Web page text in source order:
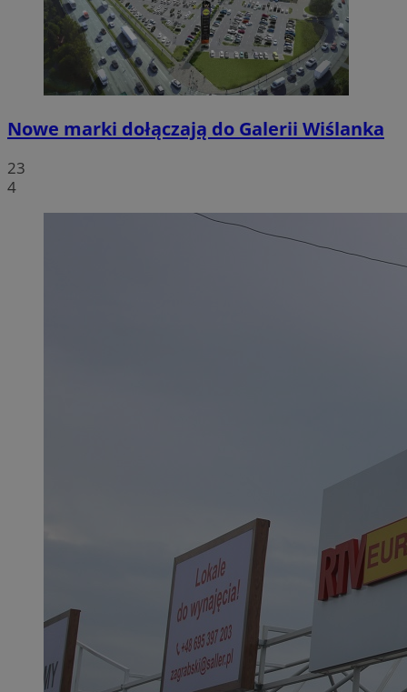
Nowe marki dołączają do Galerii Wiślanka
23
4